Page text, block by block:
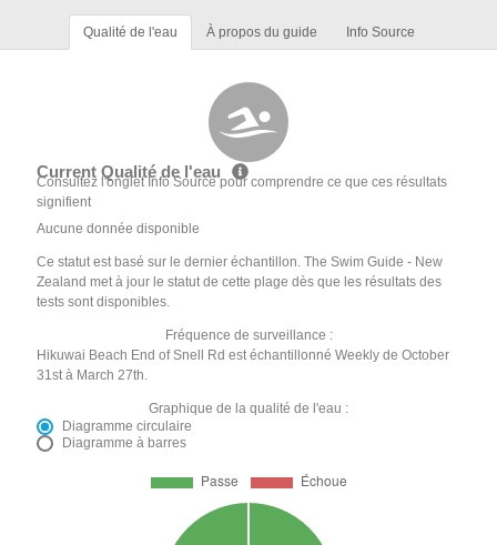
Qualité de l'eau À propos du guide Info Source
Current Qualité de l'eau
Consultez l'onglet Info Source pour comprendre ce que ces résultats
signifient
Aucune donnée disponible
Ce statut est basé sur le dernier échantillon. The Swim Guide - New
Zealand met à jour le statut de cette plage dès que les résultats des
tests sont disponibles.
Fréquence de surveillance :
Hikuwai Beach End of Snell Rd est échantillonné Weekly de October
31st à March 27th.
Graphique de la qualité de l'eau :
Diagramme circulaire
Diagramme à barres